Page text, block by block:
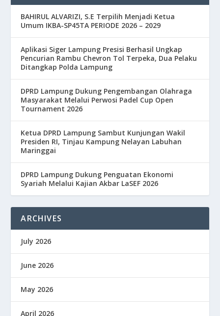
BAHIRUL ALVARIZI, S.E Terpilih Menjadi Ketua
Umum IKBA-SP45TA PERIODE 2026 – 2029
Aplikasi Siger Lampung Presisi Berhasil Ungkap
Pencurian Rambu Chevron Tol Terpeka, Dua Pelaku
Ditangkap Polda Lampung
DPRD Lampung Dukung Pengembangan Olahraga
Masyarakat Melalui Perwosi Padel Cup Open
Tournament 2026
Ketua DPRD Lampung Sambut Kunjungan Wakil
Presiden RI, Tinjau Kampung Nelayan Labuhan
Maringgai
DPRD Lampung Dukung Penguatan Ekonomi
Syariah Melalui Kajian Akbar LaSEF 2026
ARCHIVES
July 2026
June 2026
May 2026
April 2026